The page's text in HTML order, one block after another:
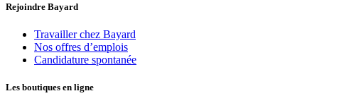
Rejoindre Bayard
Travailler chez Bayard
Nos offres d’emplois
Candidature spontanée
Les boutiques en ligne